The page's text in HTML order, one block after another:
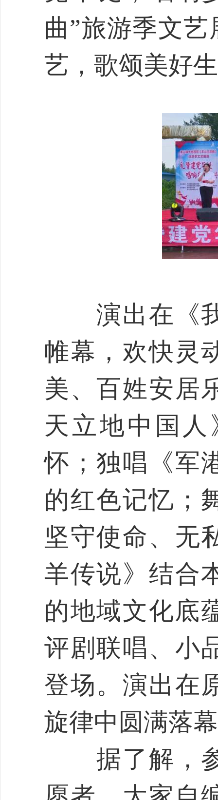
曲”旅游季文
艺，歌颂美好
演出在《我
帷幕，欢快灵
美、百姓安居
天立地中国
怀；独唱《军
的红色记忆；
坚守使命、无
羊传说》结合
的地域文化底
评剧联唱、小
登场。演出在
旋律中圆满落
据了解，参